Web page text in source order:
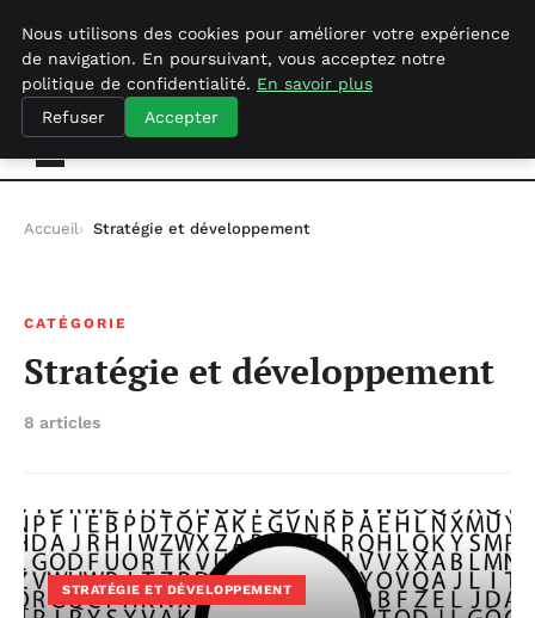
Geekgumbo
Accueil Stratégie et développement
CATÉGORIE
Stratégie et développement
8 articles
STRATÉGIE ET DÉVELOPPEMENT
Nous utilisons des cookies pour améliorer votre expérience
de navigation. En poursuivant, vous acceptez notre
politique de confidentialité. En savoir plus
Refuser
Accepter